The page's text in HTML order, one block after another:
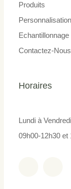
Produits
Personnalisation
Echantillonnage
Contactez-Nous
Horaires
Lundi à Vendredi
09h00-12h30 et